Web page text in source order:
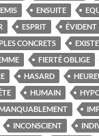
ENSUITE
ESPRIT ÉVIDENT
CONCRETS
FIERTÉ OBLIGE
HASARD
HUMAIN
INCONSCIENT